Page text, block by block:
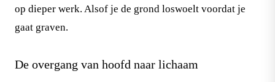
op dieper werk. Alsof je de grond loswoelt voordat je
gaat graven.
De overgang van hoofd naar lichaam